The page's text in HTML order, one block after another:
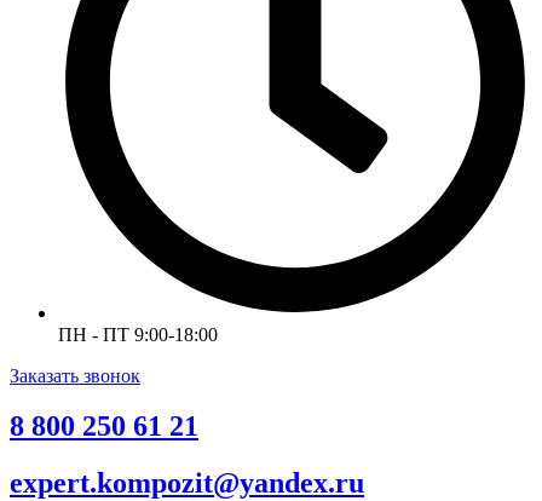
ПН - ПТ 9:00-18:00
Заказать звонок
8 800 250 61 21
expert.kompozit@yandex.ru